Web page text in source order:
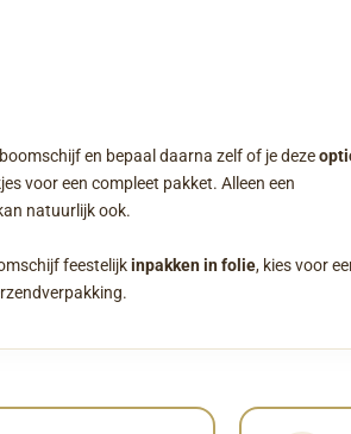
en bepaal daarna zelf of je deze
voor een compleet pakket. Alleen een
natuurlijk ook.
feestelijkinpakken in folie, kies voor